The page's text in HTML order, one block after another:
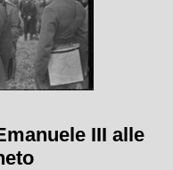
III alle